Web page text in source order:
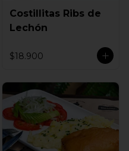
Costillitas Ribs de
Lechón
$18.900